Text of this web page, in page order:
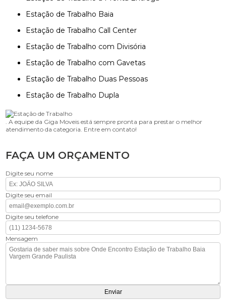
Estação de Trabalho Baia
Estação de Trabalho Call Center
Estação de Trabalho com Divisória
Estação de Trabalho com Gavetas
Estação de Trabalho Duas Pessoas
Estação de Trabalho Dupla
. A equipe da Giga Moveis está sempre pronta para prestar o melhor
atendimento da categoria. Entre em contato!
FAÇA UM ORÇAMENTO
Digite seu nome
Digite seu email
Digite seu telefone
Mensagem